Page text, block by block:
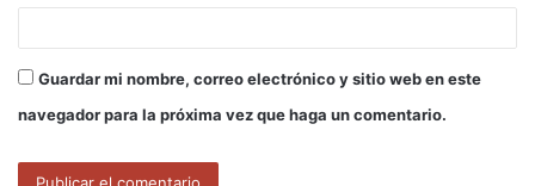
Guardar mi nombre, correo electrónico y sitio web en este
navegador para la próxima vez que haga un comentario.